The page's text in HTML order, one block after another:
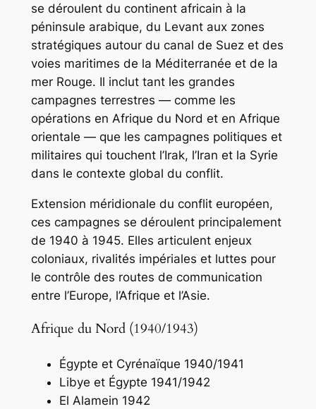
se déroulent du continent africain à la
péninsule arabique, du Levant aux zones
stratégiques autour du canal de Suez et des
voies maritimes de la Méditerranée et de la
mer Rouge. Il inclut tant les grandes
campagnes terrestres — comme les
opérations en Afrique du Nord et en Afrique
orientale — que les campagnes politiques et
militaires qui touchent l’Irak, l’Iran et la Syrie
dans le contexte global du conflit.
Extension méridionale du conflit européen,
ces campagnes se déroulent principalement
de 1940 à 1945. Elles articulent enjeux
coloniaux, rivalités impériales et luttes pour
le contrôle des routes de communication
entre l’Europe, l’Afrique et l’Asie.
Afrique du Nord (1940/1943)
Égypte et Cyrénaïque 1940/1941
Libye et Égypte 1941/1942
El Alamein 1942